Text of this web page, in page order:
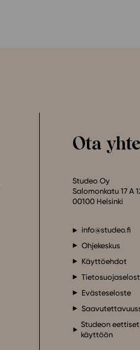
Ota
Studeo Oy
Salomonkatu 17 A
00100 Helsinki
info@studeo.fi
Ohjekeskus
Käyttöehdot
Evästeseloste
Studeon
käyttöön